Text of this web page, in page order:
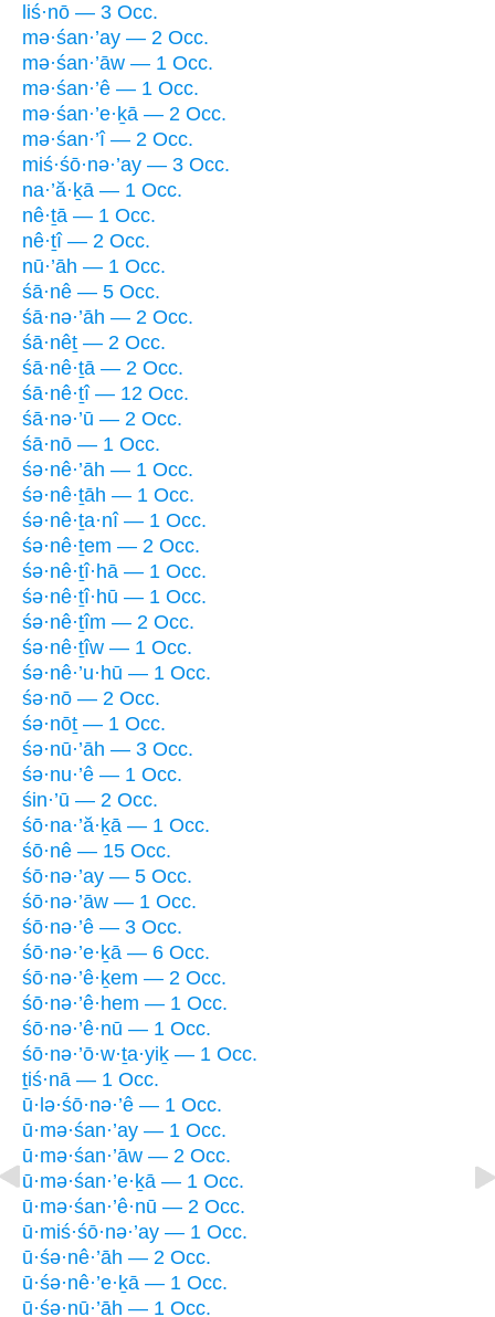
liś·nō — 3 Occ.
mə·śan·’ay — 2 Occ.
mə·śan·’āw — 1 Occ.
mə·śan·’ê — 1 Occ.
mə·śan·’e·ḵā — 2 Occ.
mə·śan·’î — 2 Occ.
miś·śō·nə·’ay — 3 Occ.
na·’ă·ḵā — 1 Occ.
nê·ṯā — 1 Occ.
nê·ṯî — 2 Occ.
nū·’āh — 1 Occ.
śā·nê — 5 Occ.
śā·nə·’āh — 2 Occ.
śā·nêṯ — 2 Occ.
śā·nê·ṯā — 2 Occ.
śā·nê·ṯî — 12 Occ.
śā·nə·’ū — 2 Occ.
śā·nō — 1 Occ.
śə·nê·’āh — 1 Occ.
śə·nê·ṯāh — 1 Occ.
śə·nê·ṯa·nî — 1 Occ.
śə·nê·ṯem — 2 Occ.
śə·nê·ṯî·hā — 1 Occ.
śə·nê·ṯî·hū — 1 Occ.
śə·nê·ṯîm — 2 Occ.
śə·nê·ṯîw — 1 Occ.
śə·nê·’u·hū — 1 Occ.
śə·nō — 2 Occ.
śə·nōṯ — 1 Occ.
śə·nū·’āh — 3 Occ.
śə·nu·’ê — 1 Occ.
śin·’ū — 2 Occ.
śō·na·’ă·ḵā — 1 Occ.
śō·nê — 15 Occ.
śō·nə·’ay — 5 Occ.
śō·nə·’āw — 1 Occ.
śō·nə·’ê — 3 Occ.
śō·nə·’e·ḵā — 6 Occ.
śō·nə·’ê·ḵem — 2 Occ.
śō·nə·’ê·hem — 1 Occ.
śō·nə·’ê·nū — 1 Occ.
śō·nə·’ō·w·ṯa·yiḵ — 1 Occ.
ṯiś·nā — 1 Occ.
ū·lə·śō·nə·’ê — 1 Occ.
ū·mə·śan·’ay — 1 Occ.
ū·mə·śan·’āw — 2 Occ.
ū·mə·śan·’e·ḵā — 1 Occ.
ū·mə·śan·’ê·nū — 2 Occ.
ū·miś·śō·nə·’ay — 1 Occ.
ū·śə·nê·’āh — 2 Occ.
ū·śə·nê·’e·ḵā — 1 Occ.
ū·śə·nū·’āh — 1 Occ.